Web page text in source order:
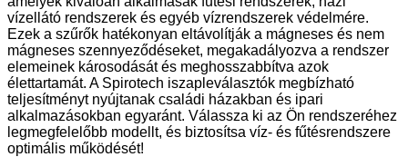
vízellátó rendszerek és egyéb vízrendszerek védelmére.
Ezek a szűrők hatékonyan eltávolítják a mágneses és nem
mágneses szennyeződéseket, megakadályozva a rendszer
elemeinek károsodását és meghosszabbítva azok
élettartamát. A Spirotech iszapleválasztók megbízható
teljesítményt nyújtanak családi házakban és ipari
alkalmazásokban egyaránt. Válassza ki az Ön rendszeréhez
legmegfelelőbb modellt, és biztosítsa víz- és fűtésrendszere
optimális működését!